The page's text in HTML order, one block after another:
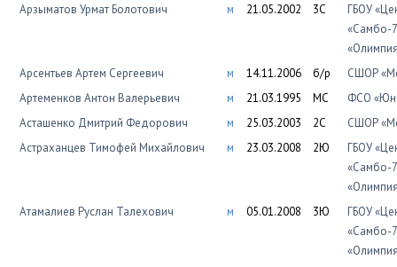
Арзыматов Урмат Болотович
м 21.05.2002 3С
ГБОУ
«Самбо-
Арсентьев Артем Сергеевич
м 14.11.2006 б/р
СШОР
Артеменков Антон Валерьевич
м 21.03.1995 МС
ФСО
Асташенко Дмитрий Федорович
м 25.03.2003 2С
СШОР
Астраханцев Тимофей Михайлович
м 23.03.2008 2Ю
ГБОУ
«Самбо-
Атамалиев Руслан Талехович
м 05.01.2008 3Ю
ГБОУ
«Самбо-